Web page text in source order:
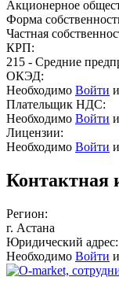
Акционерное
Форма
Частная
КРП:
215 - Средние
ОКЭД:
Необходимо Войти
Плательщик НДС:
Необходимо Войти
Лицензии:
Необходимо Войти
Контактная
Регион:
г. Астана
Юридический адрес:
Необходимо Войти